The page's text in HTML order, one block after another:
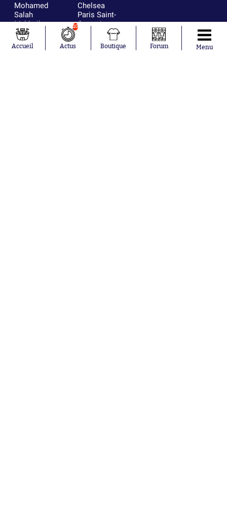
Mohamed
Salah
Mykhailo
Mudryk
Neymar
Khalis Merah
Chelsea
Paris Saint-
Germain
Bordeaux
Olympique
lyonnais
Accueil
10
Actus Boutique Forum Menu